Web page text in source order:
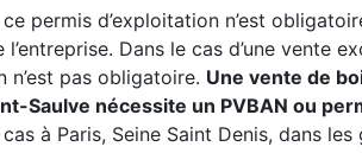
ce permis d’exploitation n’est
l’entreprise. Dans le cas d’une vente
n’est pas obligatoire. Une vente de
Saulve nécessite un PVBAN ou
cas à Paris, Seine Saint Denis, dans